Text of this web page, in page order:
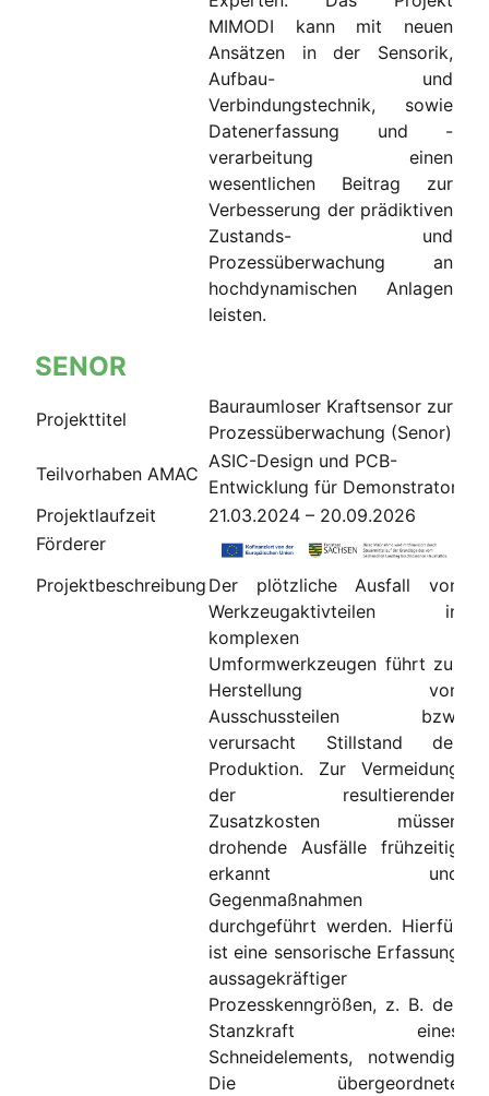
MIMODI kann mit neuen
Ansätzen in der Sensorik,
Aufbau- und
Verbindungstechnik, sowie
Datenerfassung und -
verarbeitung einen
wesentlichen Beitrag zur
Verbesserung der prädiktiven
Zustands- und
Prozessüberwachung an
hochdynamischen Anlagen
leisten.
SENOR
Projekttitel
Bauraumloser Kraftsensor zur
Prozessüberwachung (Senor)
Teilvorhaben AMAC
ASIC-Design und PCB-
Entwicklung für Demonstrator
Projektlaufzeit
21.03.2024 – 20.09.2026
Förderer
Projektbeschreibung Der plötzliche Ausfall von
Werkzeugaktivteilen in
komplexen
Umformwerkzeugen führt zur
Herstellung von
Ausschussteilen bzw.
verursacht Stillstand der
Produktion. Zur Vermeidung
der resultierenden
Zusatzkosten müssen
drohende Ausfälle frühzeitig
erkannt und
Gegenmaßnahmen
durchgeführt werden. Hierfür
ist eine sensorische Erfassung
aussagekräftiger
Prozesskenngrößen, z. B. der
Stanzkraft eines
Schneidelements, notwendig.
Die übergeordnete